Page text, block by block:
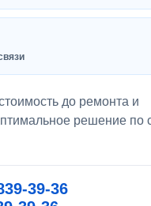
до ремонта и
решение по
39-36